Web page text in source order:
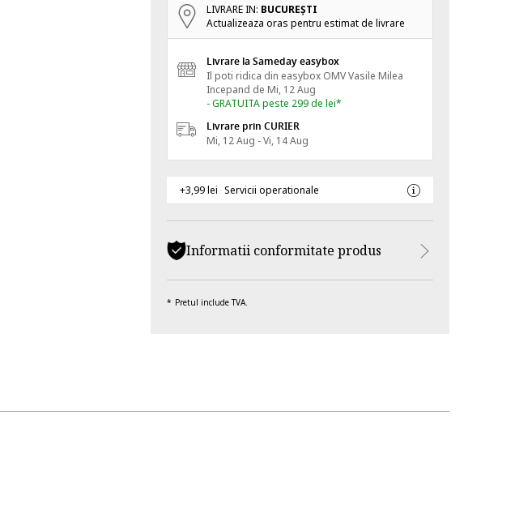
LIVRARE IN: BUCUREŞTI
Actualizeaza oras pentru estimat de livrare
Livrare la Sameday easybox
Il poti ridica din easybox OMV Vasile Milea
Incepand de Mi, 12 Aug
- GRATUITA peste 299 de lei*
Livrare prin CURIER
Mi, 12 Aug - Vi, 14 Aug
+3,99 lei Servicii operationale
Informatii conformitate produs
Pretul include TVA.